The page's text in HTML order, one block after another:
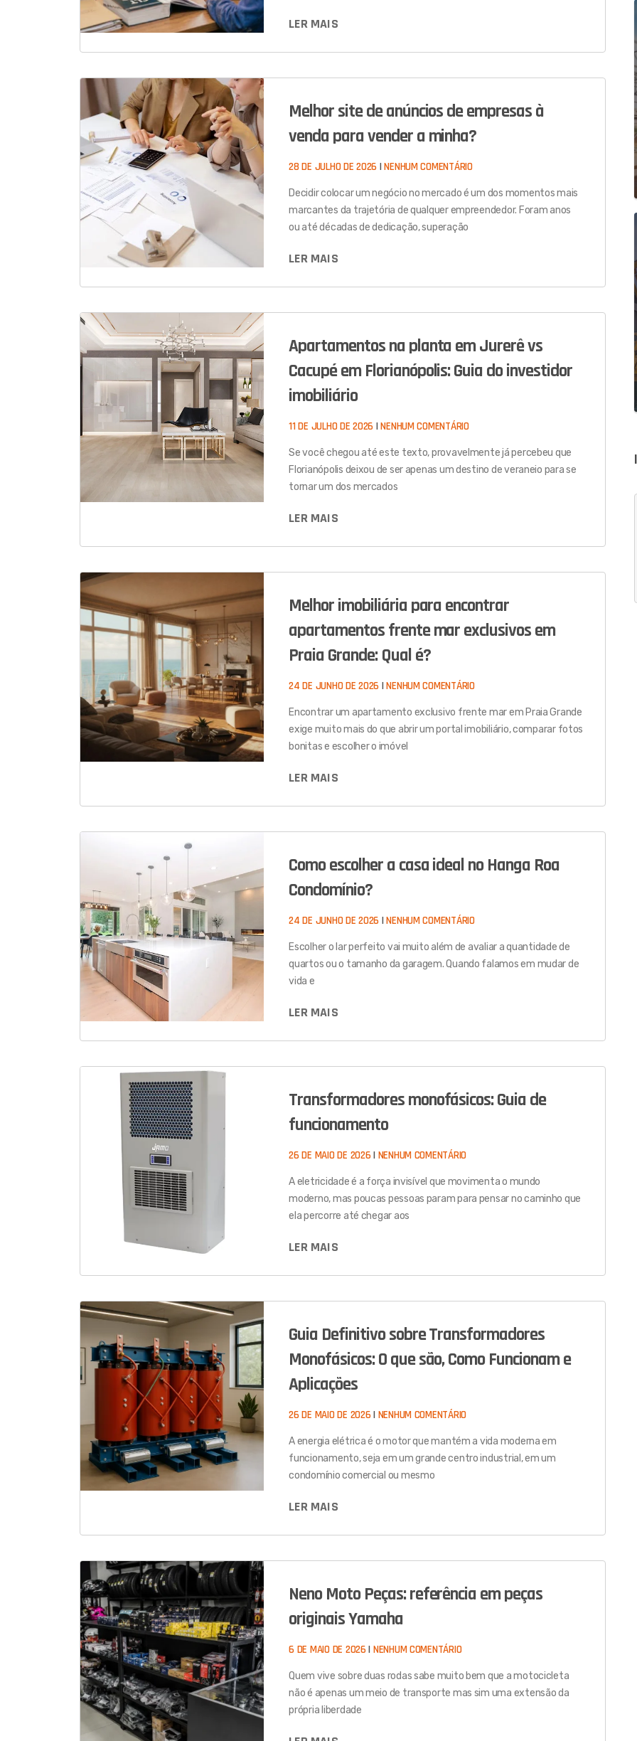
LER MAIS
Melhor site de anúncios de empresas à
venda para vender a minha?
28 DE JULHO DE 2026 NENHUM COMENTÁRIO
Decidir colocar um negócio no mercado é um dos momentos mais
marcantes da trajetória de qualquer empreendedor. Foram anos
ou até décadas de dedicação, superação
LER MAIS
Apartamentos na planta em Jurerê vs
Cacupé em Florianópolis: Guia do investidor
imobiliário
11 DE JULHO DE 2026 NENHUM COMENTÁRIO
Se você chegou até este texto, provavelmente já percebeu que
Florianópolis deixou de ser apenas um destino de veraneio para se
tornar um dos mercados
LER MAIS
Melhor imobiliária para encontrar
apartamentos frente mar exclusivos em
Praia Grande: Qual é?
24 DE JUNHO DE 2026 NENHUM COMENTÁRIO
Encontrar um apartamento exclusivo frente mar em Praia Grande
exige muito mais do que abrir um portal imobiliário, comparar fotos
bonitas e escolher o imóvel
LER MAIS
Como escolher a casa ideal no Hanga Roa
Condomínio?
24 DE JUNHO DE 2026 NENHUM COMENTÁRIO
Escolher o lar perfeito vai muito além de avaliar a quantidade de
quartos ou o tamanho da garagem. Quando falamos em mudar de
vida e
LER MAIS
Transformadores monofásicos: Guia de
funcionamento
26 DE MAIO DE 2026 NENHUM COMENTÁRIO
A eletricidade é a força invisível que movimenta o mundo
moderno, mas poucas pessoas param para pensar no caminho que
ela percorre até chegar aos
LER MAIS
Guia Definitivo sobre Transformadores
Monofásicos: O que são, Como Funcionam e
Aplicações
26 DE MAIO DE 2026 NENHUM COMENTÁRIO
A energia elétrica é o motor que mantém a vida moderna em
funcionamento, seja em um grande centro industrial, em um
condomínio comercial ou mesmo
LER MAIS
Neno Moto Peças: referência em peças
originais Yamaha
6 DE MAIO DE 2026 NENHUM COMENTÁRIO
Quem vive sobre duas rodas sabe muito bem que a motocicleta
não é apenas um meio de transporte mas sim uma extensão da
própria liberdade